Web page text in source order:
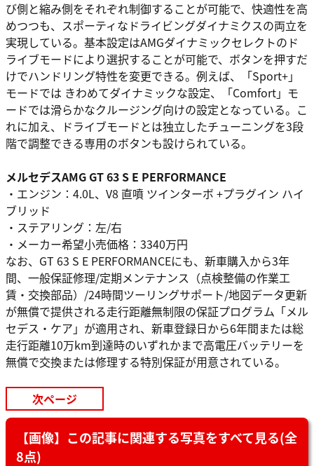
び側と縮み側をそれぞれ制御することが可能で、快適性を高
めつつも、スポーティなドライビングダイナミクスの両立を
実現している。基本設定はAMGダイナミックセレクトのド
ライブモードにより選択することが可能で、ボタンを押すだ
けでハンドリング特性を変更できる。例えば、「Sport+」
モードでは きわめてダイナミックな設定、「Comfort」モ
ードでは滑らかなクルージング向けの設定となっている。こ
れに加え、ドライブモードとは独立したチューニングを3段
階で調整できる専用のボタンも設けられている。
メルセデスAMG GT 63 S E PERFORMANCE
・エンジン：4.0L、V8 直噴 ツインターボ +プラグイン ハイ
ブリッド
・ステアリング：左/右
・メーカー希望小売価格：3340万円
なお、GT 63 S E PERFORMANCEにも、新車購入から3年
間、一般保証修理/定期メンテナンス（点検整備の作業工
賃・交換部品）/24時間ツーリングサポート/地図データ更新
が無償で提供される走行距離無制限の保証プログラム「メル
セデス・ケア」が適用され、新車登録日から6年間または総
走行距離10万km到達時のいずれかまで高電圧バッテリーを
無償で交換または修理する特別保証が用意されている。
次ページ
【画像】この記事に関連する写真をすべて見る(全
8点)